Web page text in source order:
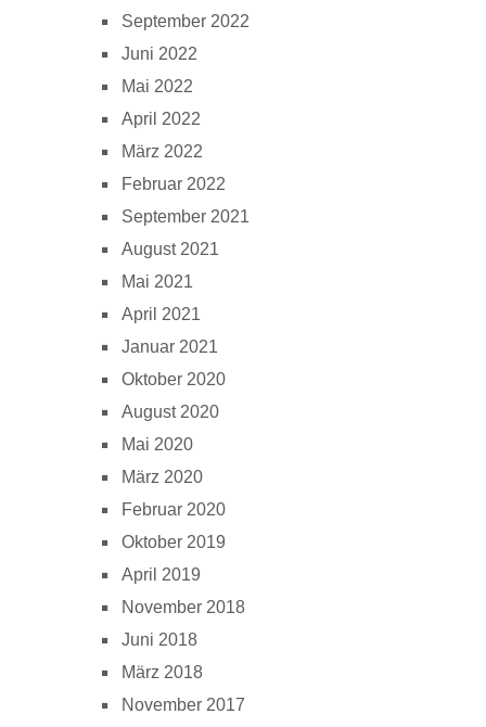
September 2022
Juni 2022
Mai 2022
April 2022
März 2022
Februar 2022
September 2021
August 2021
Mai 2021
April 2021
Januar 2021
Oktober 2020
August 2020
Mai 2020
März 2020
Februar 2020
Oktober 2019
April 2019
November 2018
Juni 2018
März 2018
November 2017